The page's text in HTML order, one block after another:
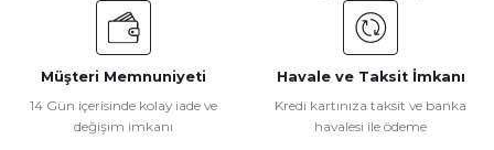
Müşteri Memnuniyeti
14 Gün içerisinde kolay iade ve
değişim imkanı
Havale ve Taksit İmkanı
Kredi kartınıza taksit ve banka
havalesi ile ödeme